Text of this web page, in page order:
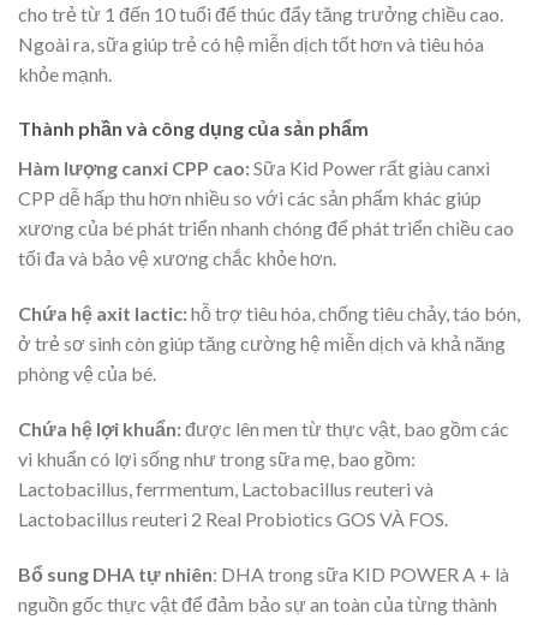
cho trẻ từ 1 đến 10 tuổi để thúc đẩy tăng trưởng chiều cao.
Ngoài ra, sữa giúp trẻ có hệ miễn dịch tốt hơn và tiêu hóa
khỏe mạnh.
Thành phần và công dụng của sản phẩm
Hàm lượng canxi CPP cao:Sữa Kid Power rất giàu canxi
CPP dễ hấp thu hơn nhiều so với các sản phẩm khác giúp
xương của bé phát triển nhanh chóng để phát triển chiều cao
tối đa và bảo vệ xương chắc khỏe hơn.
Chứa hệ axit lactic:hỗ trợ tiêu hóa, chống tiêu chảy, táo bón,
ở trẻ sơ sinh còn giúp tăng cường hệ miễn dịch và khả năng
phòng vệ của bé.
Chứa hệ lợi khuẩn:được lên men từ thực vật, bao gồm các
vi khuẩn có lợi sống như trong sữa mẹ, bao gồm:
Lactobacillus, ferrmentum, Lactobacillus reuteri và
Lactobacillus reuteri 2 Real Probiotics GOS VÀ FOS.
Bổ sung DHA tự nhiên: DHA trong sữa KID POWER A + là
nguồn gốc thực vật để đảm bảo sự an toàn của từng thành